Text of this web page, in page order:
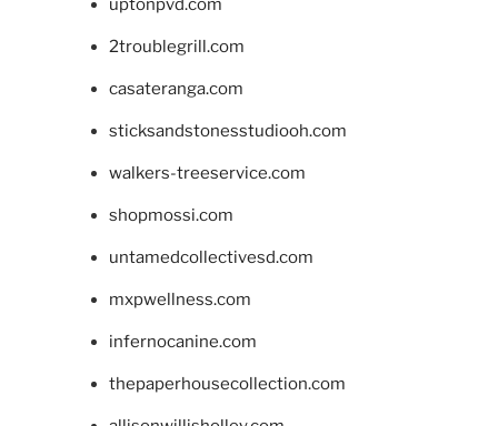
uptonpvd.com
2troublegrill.com
casateranga.com
sticksandstonesstudiooh.com
walkers-treeservice.com
shopmossi.com
untamedcollectivesd.com
mxpwellness.com
infernocanine.com
thepaperhousecollection.com